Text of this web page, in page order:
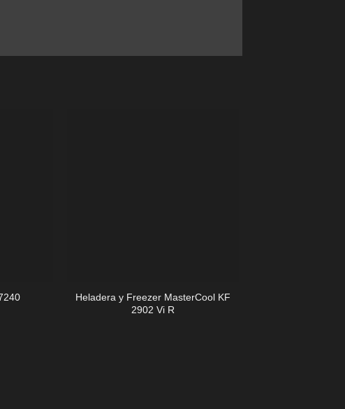
Heladera y Freezer MasterCool KF
2902 Vi R